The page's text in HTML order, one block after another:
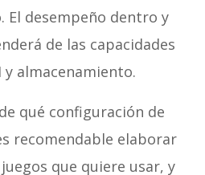
El desempeño dentro y
de las capacidades
y almacenamiento.
qué configuración de
recomendable elaborar
que quiere usar, y